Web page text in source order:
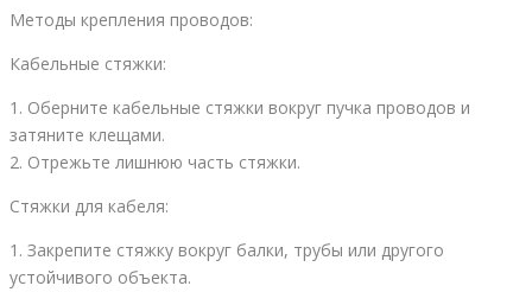
Методы крепления проводов:
Кабельные стяжки:
1. Оберните кабельные стяжки вокруг пучка проводов и
затяните клещами.
2. Отрежьте лишнюю часть стяжки.
Стяжки для кабеля:
1. Закрепите стяжку вокруг балки, трубы или другого
устойчивого объекта.